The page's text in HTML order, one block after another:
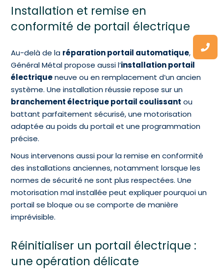
Installation et remise en
conformité de portail électrique
Au-delà de la réparation portail automatique,
Général Métal propose aussi l’installation portail
électriqueneuve ou en remplacement d’un ancien
système. Une installation réussie repose sur un
branchement électrique portail coulissant ou
battant parfaitement sécurisé, une motorisation
adaptée au poids du portail et une programmation
précise.
Nous intervenons aussi pour la remise en conformité
des installations anciennes, notamment lorsque les
normes de sécurité ne sont plus respectées. Une
motorisation mal installée peut expliquer pourquoi un
portail se bloque ou se comporte de manière
imprévisible.
Réinitialiser un portail électrique :
une opération délicate